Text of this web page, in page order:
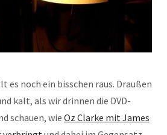
es noch ein bisschen raus. Draußen
kalt, als wir drinnen die DVD-
schauen, wie Oz Clarke mit James